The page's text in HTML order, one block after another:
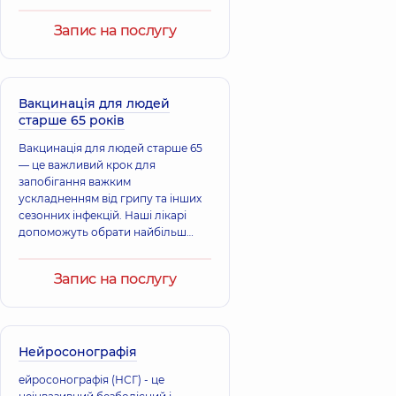
МОЗ та сучасними стандартами.
Запис на послугу
Вакцинація для людей
старше 65 років
Вакцинація для людей старше 65
— це важливий крок для
запобігання важким
ускладненням від грипу та інших
сезонних інфекцій. Наші лікарі
допоможуть обрати найбільш
Подбайте про себе та своїх
Запис на послугу
Нейросонографія
ейросонографія (НСГ) - це